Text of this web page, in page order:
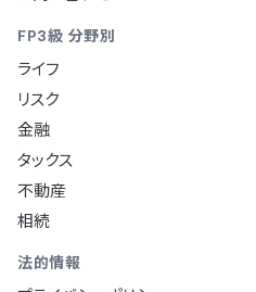
FP3級 分野別
ライフ
リスク
金融
タックス
不動産
相続
法的情報